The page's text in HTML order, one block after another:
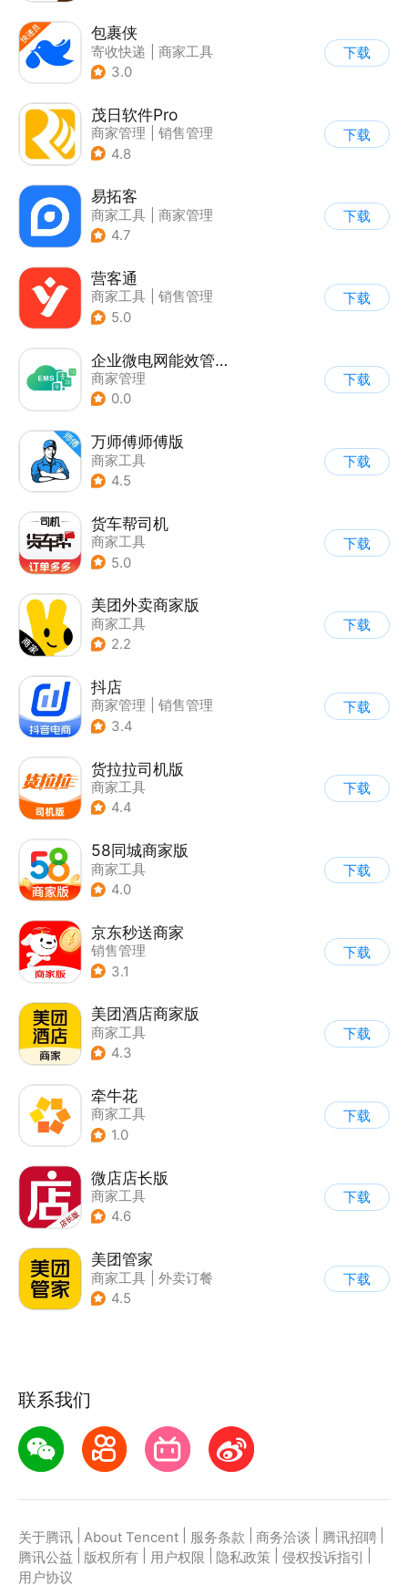
包裹侠
寄收快递
商家工具
3.0
下载
茂日软件Pro
商家管理
销售管理
4.8
下载
易拓客
商家工具
商家管理
4.7
下载
营客通
商家工具
销售管理
5.0
下载
企业微电网能效管理平台
商家管理
0.0
下载
万师傅师傅版
商家工具
4.5
下载
货车帮司机
商家工具
5.0
下载
美团外卖商家版
商家工具
2.2
下载
抖店
商家管理
销售管理
3.4
下载
货拉拉司机版
商家工具
4.4
下载
58同城商家版
商家工具
4.0
下载
京东秒送商家
销售管理
3.1
下载
美团酒店商家版
商家工具
4.3
下载
牵牛花
商家工具
1.0
下载
微店店长版
商家工具
4.6
下载
美团管家
商家工具
外卖订餐
4.5
下载
联系我们
关于腾讯 About Tencent 服务条款 商务洽谈 腾讯招聘
腾讯公益
版权所有 用户权限 隐私政策 侵权投诉指引
用户协议